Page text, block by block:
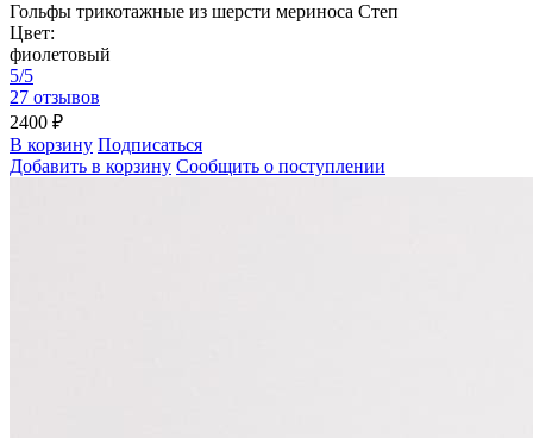
Гольфы трикотажные из шерсти мериноса Степ
Цвет:
фиолетовый
5/5
27 отзывов
2400 ₽
В корзину Подписаться
Добавить в корзину Сообщить о поступлении